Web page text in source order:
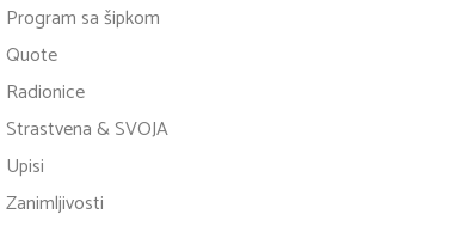
Program sa šipkom
Quote
Radionice
Strastvena & SVOJA
Upisi
Zanimljivosti